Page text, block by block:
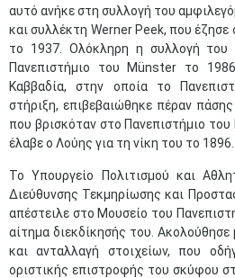
αυτό ανήκε στη συλλογή του
και συλλέκτη Werner Peek, που
το 1937. Ολόκληρη η συλλογή του
Πανεπιστήμιο του Münster το
Καββαδία, στην οποία το
στήριξη, επιβεβαιώθηκε πέραν
που βρισκόταν στο Πανεπιστήμιο
έλαβε ο Λούης για τη νίκη του το 1896.
Το Υπουργείο Πολιτισμού και
Διεύθυνσης Τεκμηρίωσης και
απέστειλε στο Μουσείο του
αίτημα διεκδίκησής του.
και ανταλλαγή στοιχείων, που
οριστικής επιστροφής του σκύφου